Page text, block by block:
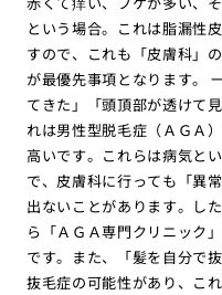
という場合。これは脂漏性
すので、これも「皮膚科」
が最優先事項となります。
てきた」「頭頂部が透けて
れは男性型脱毛症（ＡＧＡ
高いです。これらは病気と
で、皮膚科に行っても「異
出ないことがあります。し
ら「ＡＧＡ専門クリニック
です。また、「髪を自分で
抜毛症の可能性があり、こ